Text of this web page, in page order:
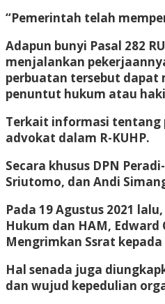
“Pemerintah telah
Adapun bunyi Pasal 282
menjalankan
perbuatan tersebut dapat
penuntut hukum atau
Terkait informasi tentang
advokat dalam R-KUHP.
Secara khusus DPN
Sriutomo, dan Andi
Pada 19 Agustus 2021
Hukum dan HAM,
Mengrimkan Ssrat
Hal senada juga
dan wujud kepedulian